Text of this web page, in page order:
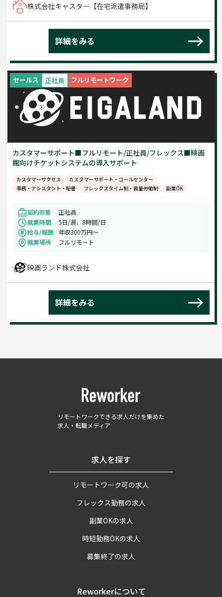
株式会社キャスター【在宅派遣事務局】
詳細をみる
セールス 正社員 フルリモートワーク
カスタマーサポート■フルリモート/正社員/フレックス■映画
館向けチケットシステムの導入サポート
カスタマーサクセス
カスタマーサポート・コールセンター
事務・アシスタント・秘書
フレックスタイム制・裁量労働制 副業OK
契約形態
正社員
就業時間
5日/週、8時間/日
給与/報酬
年収300万円～
就業場所
フルリモート
映画ランド株式会社
詳細をみる
リモートワークできる求人だけを集めた
求人・転職メディア
求人を探す
リモートワーク可の求人
フレックス勤務の求人
副業OKの求人
時短勤務OKの求人
募集終了の求人
Reworkerについて